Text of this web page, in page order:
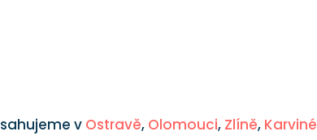
v Ostravě, Olomouci, Zlíně, Karviné